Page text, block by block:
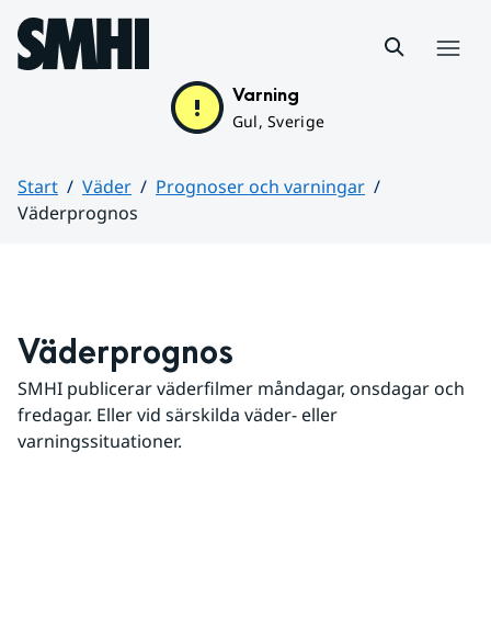
Hoppa till sidans innehåll
Varning
Gul, Sverige
Start Väder
Prognoser och varningar
Väderprognos
Väderprognos
SMHI publicerar väderfilmer måndagar, onsdagar och
fredagar. Eller vid särskilda väder- eller
varningssituationer.